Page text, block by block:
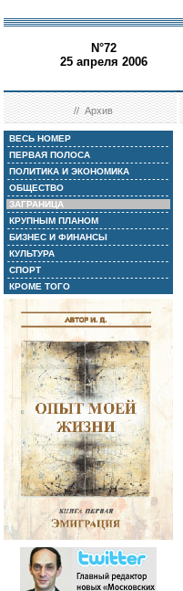
N°72
25 апреля 2006
//Архив
ВЕСЬ НОМЕР
ПЕРВАЯ ПОЛОСА
ПОЛИТИКА И ЭКОНОМИКА
ОБЩЕСТВО
ЗАГРАНИЦА
КРУПНЫМ ПЛАНОМ
БИЗНЕС И ФИНАНСЫ
КУЛЬТУРА
СПОРТ
КРОМЕ ТОГО